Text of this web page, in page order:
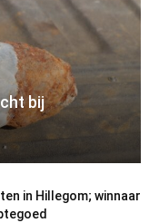
bij
in Hillegom; winnaar